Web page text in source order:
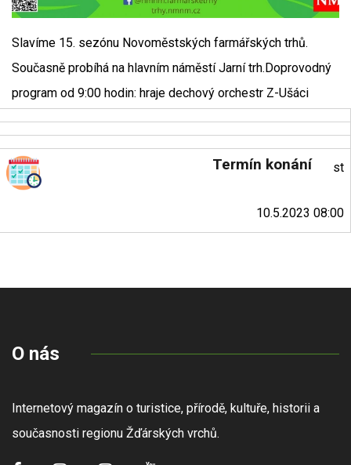
Slavíme 15. sezónu Novoměstských farmářských trhů.
Současně probíhá na hlavním náměstí Jarní trh.Doprovodný
program od 9:00 hodin: hraje dechový orchestr Z-Ušáci
Termín konání st
10.5.2023 08:00
O nás
Internetový magazín o turistice, přírodě, kultuře, historii a
současnosti regionu Žďárských vrchů.